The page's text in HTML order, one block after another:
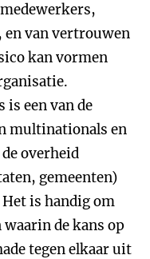
en van vertrouwen
kan vormen
is een van de
multinationals en
overheid
gemeenten)
is handig om
de kans op
tegen elkaar uit